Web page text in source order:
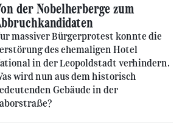
der Nobelherberge zum
massiver Bürgerprotest konnte die
des ehemaligen Hotel
in der Leopoldstadt verhindern.
wird nun aus dem historisch
Gebäude in der